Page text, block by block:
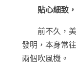
貼心細致
前不久，
發明，本身常
兩個吹風機。